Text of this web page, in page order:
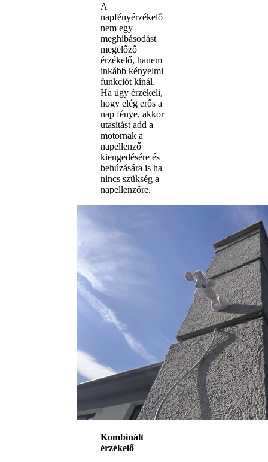
A
napfényérzékelő
nem egy
meghibásodást
megelőző
érzékelő, hanem
inkább kényelmi
funkciót kínál.
Ha úgy érzékeli,
hogy elég erős a
nap fénye, akkor
utasítást add a
motornak a
napellenző
kiengedésére és
behúzására is ha
nincs szükség a
napellenzőre.
Kombinált
érzékelő